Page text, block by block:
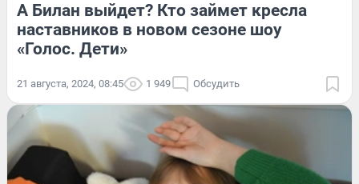
А Билан выйдет? Кто займет кресла
наставников в новом сезоне шоу
«Голос. Дети»
21 августа, 2024, 08:45 1 949 Обсудить